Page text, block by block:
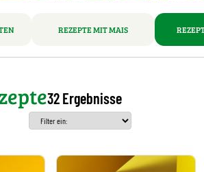
REZEPTE MIT MAIS
32 Ergebnisse